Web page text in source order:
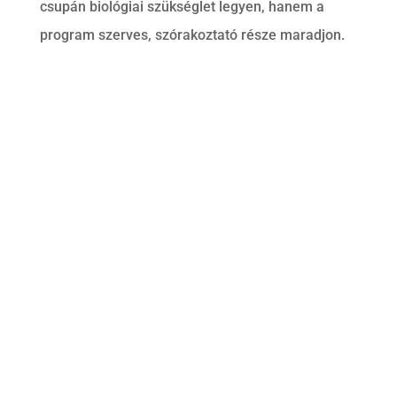
csupán biológiai szükséglet legyen, hanem a
program szerves, szórakoztató része maradjon.